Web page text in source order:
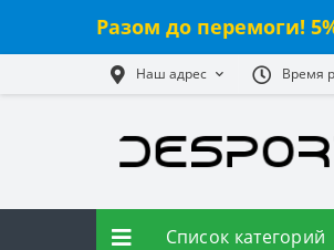
Разом до перемоги!
Наш адрес Время
Список категорий